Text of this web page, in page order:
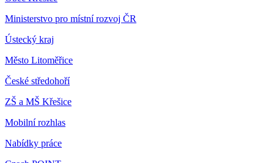
Ministerstvo pro místní rozvoj ČR
Ústecký kraj
Město Litoměřice
České středohoří
ZŠ a MŠ Křešice
Mobilní rozhlas
Nabídky práce